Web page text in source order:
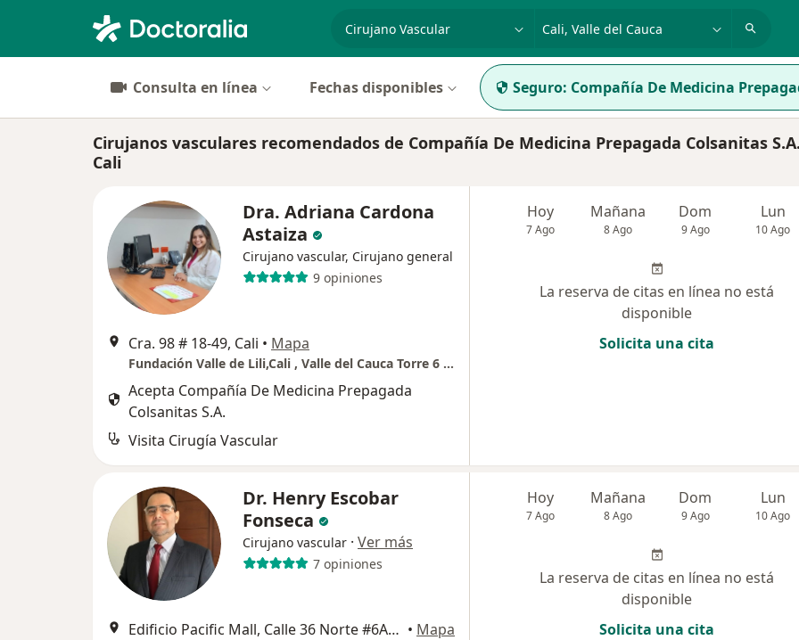
Consulta en línea Fechas disponibles Seguro: Compañía De Medicina
Cirujanos vasculares recomendados de Compañía De Medicina Prepagada Colsanitas
Cali
Dra. Adriana Cardona
Astaiza
Cirujano vascular, Cirujano general
9 opiniones
Cra. 98 # 18-49, Cali • Mapa
Fundación Valle de Lili,Cali , Valle del Cauca Torre 6 piso 6 consultorio 610
Acepta Compañía De Medicina Prepagada
Colsanitas S.A.
Visita Cirugía Vascular
Hoy
7 Ago
Mañana
8 Ago
Dom
9 Ago
Lun
10 Ago
La reserva de citas en línea no está
disponible
Solicita una cita
Dr. Henry Escobar
Fonseca
Cirujano vascular · Ver más
7 opiniones
Edificio Pacific Mall, Calle 36 Norte #6AN-65 Consultorio 915, Cali • Mapa
Hoy
7 Ago
Mañana
8 Ago
Dom
9 Ago
Lun
10 Ago
La reserva de citas en línea no está
disponible
Solicita una cita